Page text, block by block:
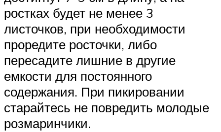
ростках будет не менее 3
листочков, при необходимости
проредите росточки, либо
пересадите лишние в другие
емкости для постоянного
содержания. При пикировании
старайтесь не повредить молодые
розмаринчики.